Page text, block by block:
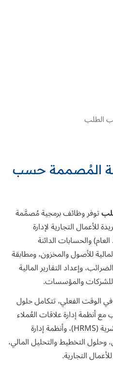
الطلب
توفر وظائف برمجية مُصمَّمة
للأعمال التجارية لإدارة
والحسابات الدائنة
للأصول والمخزون، ومطابقة
وإعداد التقارير المالية
للشركات والمؤسسات.
في الوقت الفعلي، تتكامل حلول
أنظمة إدارة علاقات العُملاء
(CRM)، وأنظمة إدارة الموارد البشرية (HRMS)، وأنظمة إدارة
وحلول التخطيط والتحليل المالي،
التجارية.